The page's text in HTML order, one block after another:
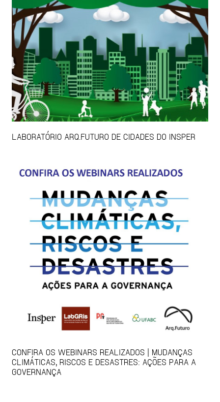
LABORATÓRIO ARQ.FUTURO DE CIDADES DO INSPER
CONFIRA OS WEBINARS REALIZADOS | MUDANÇAS
CLIMÁTICAS, RISCOS E DESASTRES: AÇÕES PARA A
GOVERNANÇA